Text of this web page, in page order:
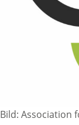
Bild: Association